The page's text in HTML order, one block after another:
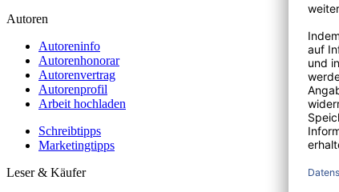
Autoren
Autoreninfo
Autorenhonorar
Autorenvertrag
Autorenprofil
Arbeit hochladen
Schreibtipps
Marketingtipps
Leser & Käufer